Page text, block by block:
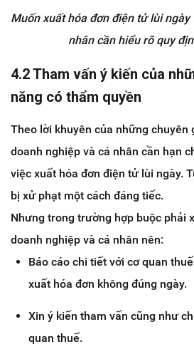
Muốn xuất hóa đơn điện tử lùi
nhân cần hiểu rõ quy
4.2 Tham vấn ý kiến của
năng có thẩm quyền
Theo lời khuyên của những chuyên
doanh nghiệp và cá nhân cần hạn
việc xuất hóa đơn điện tử lùi ngày.
bị xử phạt một cách đáng tiếc.
Nhưng trong trường hợp buộc phải
doanh nghiệp và cá nhân nên:
Báo cáo chi tiết với cơ quan
xuất hóa đơn không đúng ngày.
Xin ý kiến tham vấn cũng như
quan thuế.